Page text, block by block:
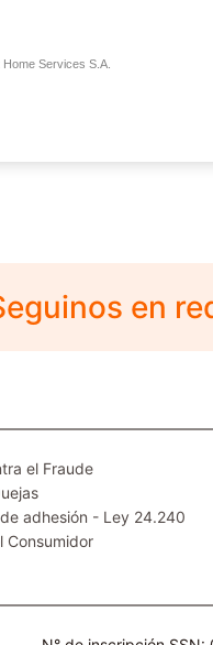
Services S.A.
en
el Fraude
adhesión - Ley 24.240
Consumidor